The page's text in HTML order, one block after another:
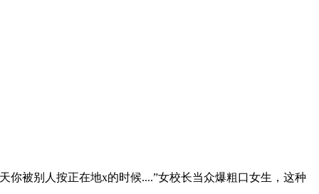
你被别人按正在地x的时候....”女校长当众爆粗口女生，这种